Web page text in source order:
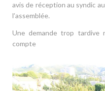
avis de réception au syndic
l’assemblée.
Une demande trop tardive
compte